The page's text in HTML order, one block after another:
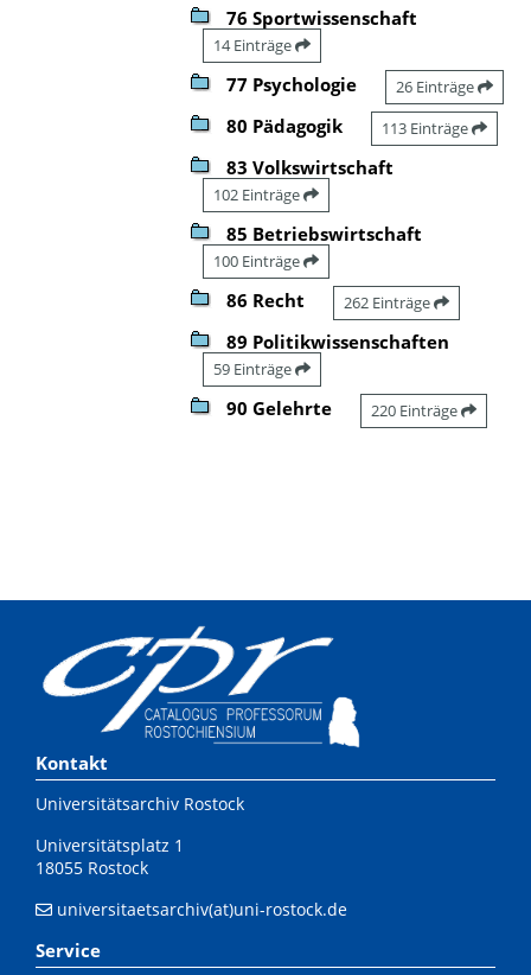
76 Sportwissenschaft
14 Einträge
77 Psychologie 26 Einträge
80 Pädagogik 113 Einträge
83 Volkswirtschaft
102 Einträge
85 Betriebswirtschaft
100 Einträge
86 Recht 262 Einträge
89 Politikwissenschaften
59 Einträge
90 Gelehrte 220 Einträge
Kontakt
Universitätsarchiv Rostock
Universitätsplatz 1
18055 Rostock
universitaetsarchiv(at)uni-rostock.de
Service